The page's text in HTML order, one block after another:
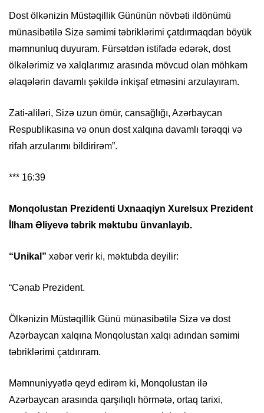
Dost ölkənizin Müstəqillik Gününün növbəti ildönümü
münasibətilə Sizə səmimi təbriklərimi çatdırmaqdan böyük
məmnunluq duyuram. Fürsətdən istifadə edərək, dost
ölkələrimiz və xalqlarımız arasında mövcud olan möhkəm
əlaqələrin davamlı şəkildə inkişaf etməsini arzulayıram.
Zati-aliləri, Sizə uzun ömür, cansağlığı, Azərbaycan
Respublikasına və onun dost xalqına davamlı tərəqqi və
rifah arzularımı bildirirəm”.
*** 16:39
Monqolustan Prezidenti Uxnaaqiyn Xurelsux Prezident
İlham Əliyevə təbrik məktubu ünvanlayıb.
“Unikal” xəbər verir ki, məktubda deyilir:
“Cənab Prezident.
Ölkənizin Müstəqillik Günü münasibətilə Sizə və dost
Azərbaycan xalqına Monqolustan xalqı adından səmimi
təbriklərimi çatdırıram.
Məmnuniyyətlə qeyd edirəm ki, Monqolustan ilə
Azərbaycan arasında qarşılıqlı hörmətə, ortaq tarixi,